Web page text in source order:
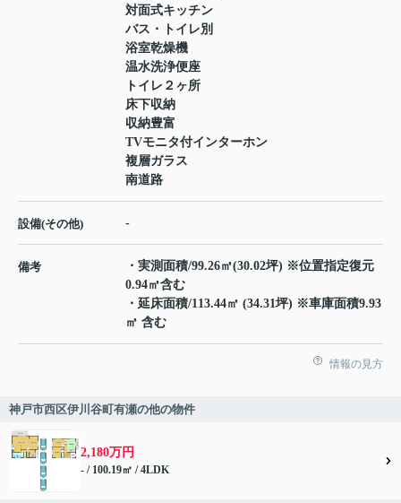
対面式キッチン
バス・トイレ別
浴室乾燥機
温水洗浄便座
トイレ２ヶ所
床下収納
収納豊富
TVモニタ付インターホン
複層ガラス
南道路
設備(その他) -
備考
・実測面積/99.26㎡(30.02坪) ※位置指定復元
0.94㎡含む
・延床面積/113.44㎡ (34.31坪) ※車庫面積9.93
㎡ 含む
情報の見方
神戸市西区伊川谷町有瀬の他の物件
2,180万円
- / 100.19㎡ / 4LDK